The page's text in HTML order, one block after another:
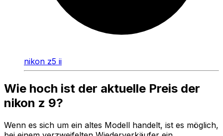
nikon z5 ii
Wie hoch ist der aktuelle Preis der
nikon z 9?
Wenn es sich um ein altes Modell handelt, ist es möglich,